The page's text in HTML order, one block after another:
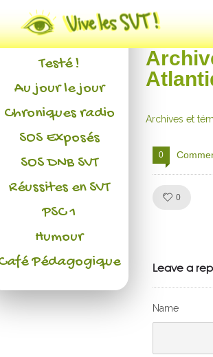
Archives et
0
0
Leave a
Name
Actualités
L'association
Testé !
Au jour le jour
Chroniques radio
SOS Exposés
SOS DNB SVT
Réussites en SVT
PSC 1
Humour
Pédagogique